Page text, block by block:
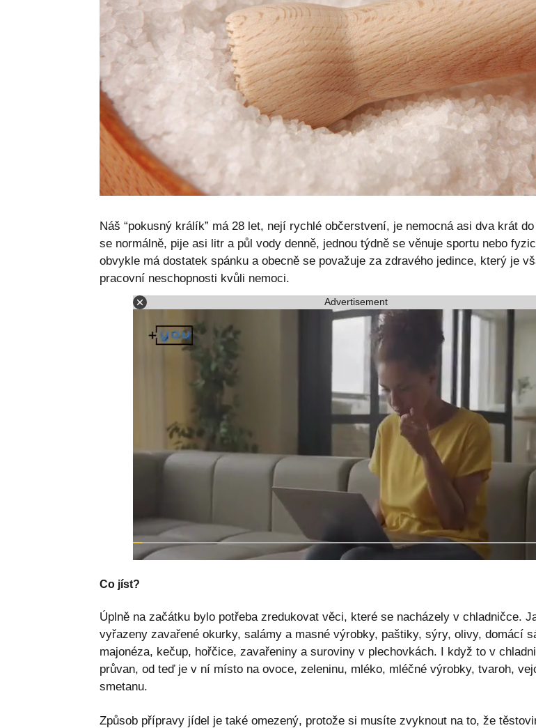
Náš “pokusný králík” má 28 let, nejí rychlé občerstvení, je nemocná asi dva krát
se normálně, pije asi litr a půl vody denně, jednou týdně se věnuje sportu nebo
obvykle má dostatek spánku a obecně se považuje za zdravého jedince, který je
pracovní neschopnosti kvůli nemoci.
Advertisement
Co jíst?
Úplně na začátku bylo potřeba zredukovat věci, které se nacházely v chladničce.
vyřazeny zavařené okurky, salámy a masné výrobky, paštiky, sýry, olivy, domácí
majonéza, kečup, hořčice, zavařeniny a suroviny v plechovkách. I když to v
průvan, od teď je v ní místo na ovoce, zeleninu, mléko, mléčné výrobky, tvaroh,
smetanu.
Způsob přípravy jídel je také omezený, protože si musíte zvyknout na to, že